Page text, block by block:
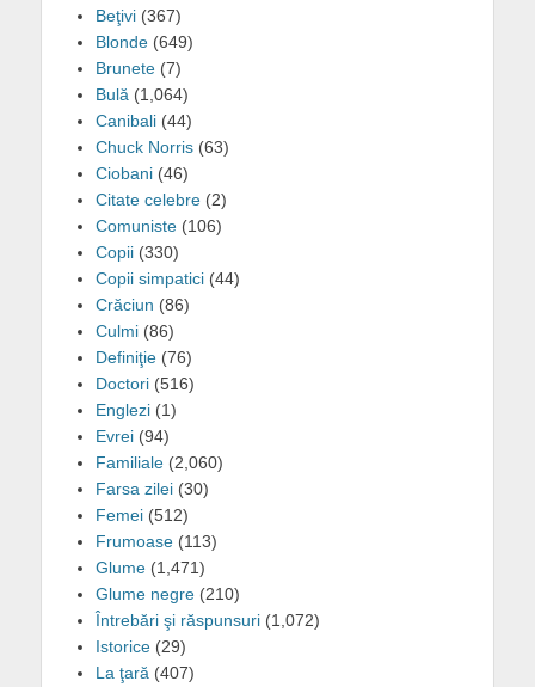
Beţivi (367)
Blonde (649)
Brunete (7)
Bulă (1,064)
Canibali (44)
Chuck Norris (63)
Ciobani (46)
Citate celebre (2)
Comuniste (106)
Copii (330)
Copii simpatici (44)
Crăciun (86)
Culmi (86)
Definiţie (76)
Doctori (516)
Englezi (1)
Evrei (94)
Familiale (2,060)
Farsa zilei (30)
Femei (512)
Frumoase (113)
Glume (1,471)
Glume negre (210)
Întrebări şi răspunsuri (1,072)
Istorice (29)
La ţară (407)